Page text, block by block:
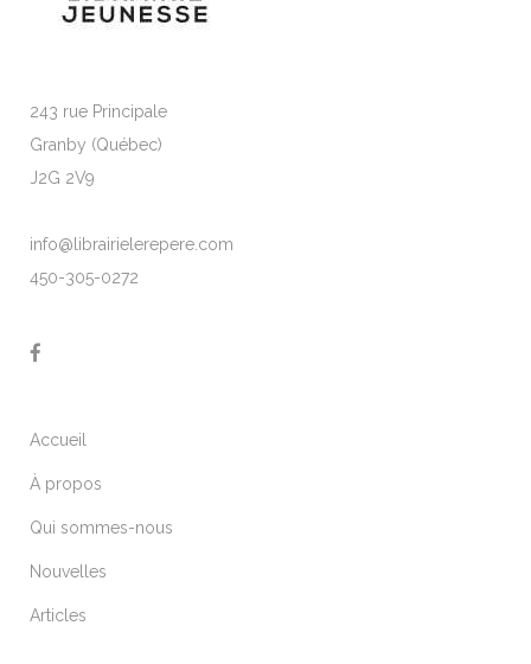
243 rue Principale
Granby (Québec)
J2G 2V9
info@librairielerepere.com
450-305-0272
Accueil
À propos
Qui sommes-nous
Nouvelles
Articles